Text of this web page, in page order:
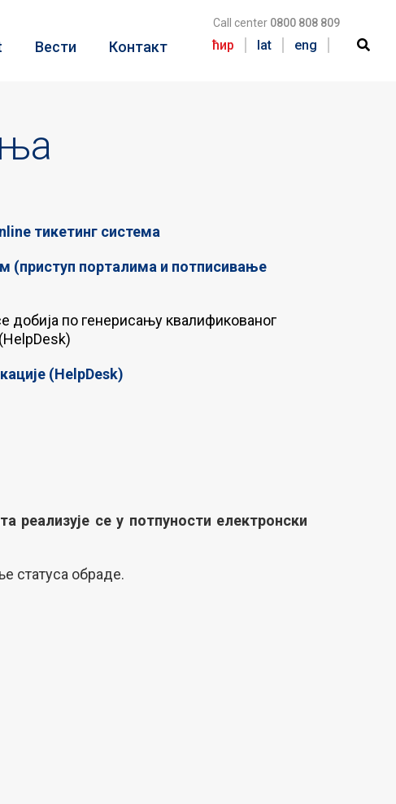
Вести Контакт
Call center 0800 808 809
ћир lat eng
тикетинг система
(приступ порталима и потписивање
добија по генерисању квалификованог
(HelpDesk)
реализује се у потпуности електронски
статуса обраде.